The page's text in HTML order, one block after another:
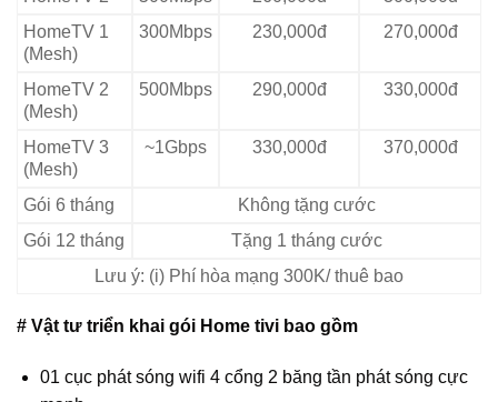
HomeTV 1
(Mesh)
300Mbps 230,000đ 270,000đ
HomeTV 2
(Mesh)
500Mbps 290,000đ 330,000đ
HomeTV 3
(Mesh)
~1Gbps 330,000đ 370,000đ
Gói 6 tháng
Không tặng cước
Gói 12 tháng
Tặng 1 tháng cước
Lưu ý: (i) Phí hòa mạng 300K/ thuê bao
# Vật tư triển khai gói Home tivi bao gồm
01 cục phát sóng wifi 4 cổng 2 băng tần phát sóng cực